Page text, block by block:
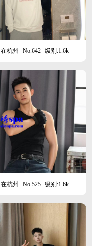
在杭州 No.642 级别:1.6k
在杭州 No.525 级别:1.6k